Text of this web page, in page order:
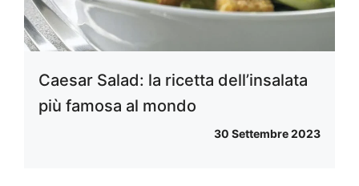
Caesar Salad: la ricetta dell’insalata
più famosa al mondo
30 Settembre 2023